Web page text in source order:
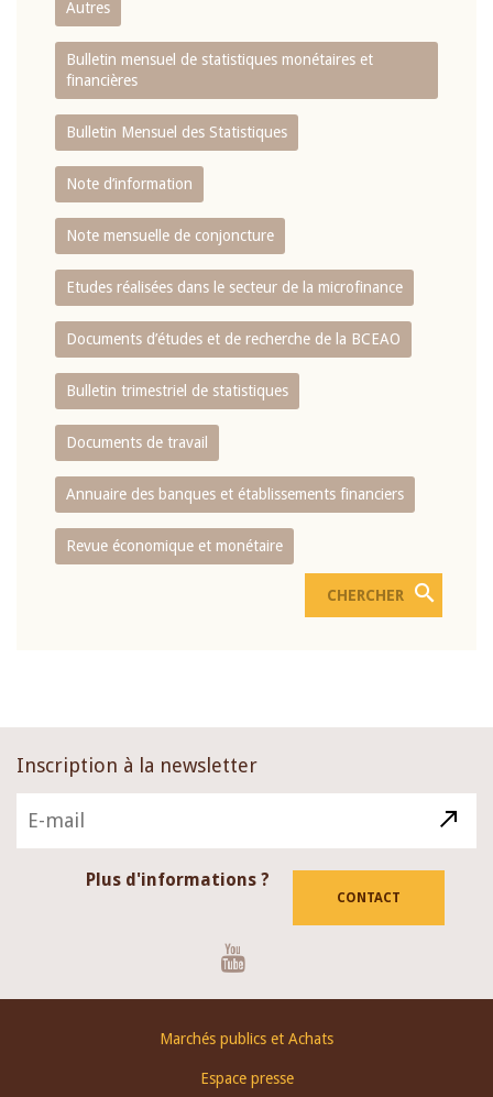
Autres
Bulletin mensuel de statistiques monétaires et
financières
Bulletin Mensuel des Statistiques
Note d’information
Note mensuelle de conjoncture
Etudes réalisées dans le secteur de la microfinance
Documents d’études et de recherche de la BCEAO
Bulletin trimestriel de statistiques
Documents de travail
Annuaire des banques et établissements financiers
Revue économique et monétaire
Inscription à la newsletter
Plus d'informations ?
CONTACT
Marchés publics et Achats
Espace presse